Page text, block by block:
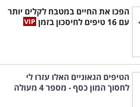
הפכו את החיים במטבח לקלים יותר
עם 16 טיפים לחיסכון בזמן
הטיפים הגאוניים האלו עזרו לי
לחסוך המון כסף - מספר 4 מעולה